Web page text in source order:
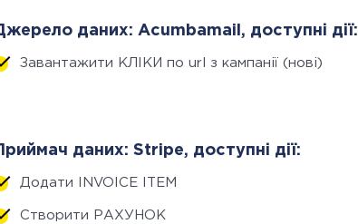
даних: Acumbamail, доступні дії:
Завантажити КЛІКИ по url з кампанії (нові)
даних: Stripe, доступні дії:
Додати INVOICE ITEM
Створити РАХУНОК